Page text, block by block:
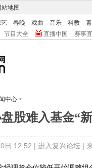
站地图
春晚 戏曲 音乐 科教
节目大全 直播中国 赛事
中心 >
股难入基金“
日 12:52 | 进入复兴论坛|